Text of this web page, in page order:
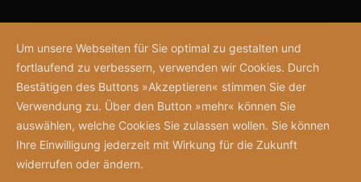
Um unsere Webseiten für Sie optimal zu gestalten und
fortlaufend zu verbessern, verwenden wir Cookies. Durch
Bestätigen des Buttons »Akzeptieren« stimmen Sie der
Verwendung zu. Über den Button »mehr« können Sie
auswählen, welche Cookies Sie zulassen wollen. Sie können
Ihre Einwilligung jederzeit mit Wirkung für die Zukunft
widerrufen oder ändern.